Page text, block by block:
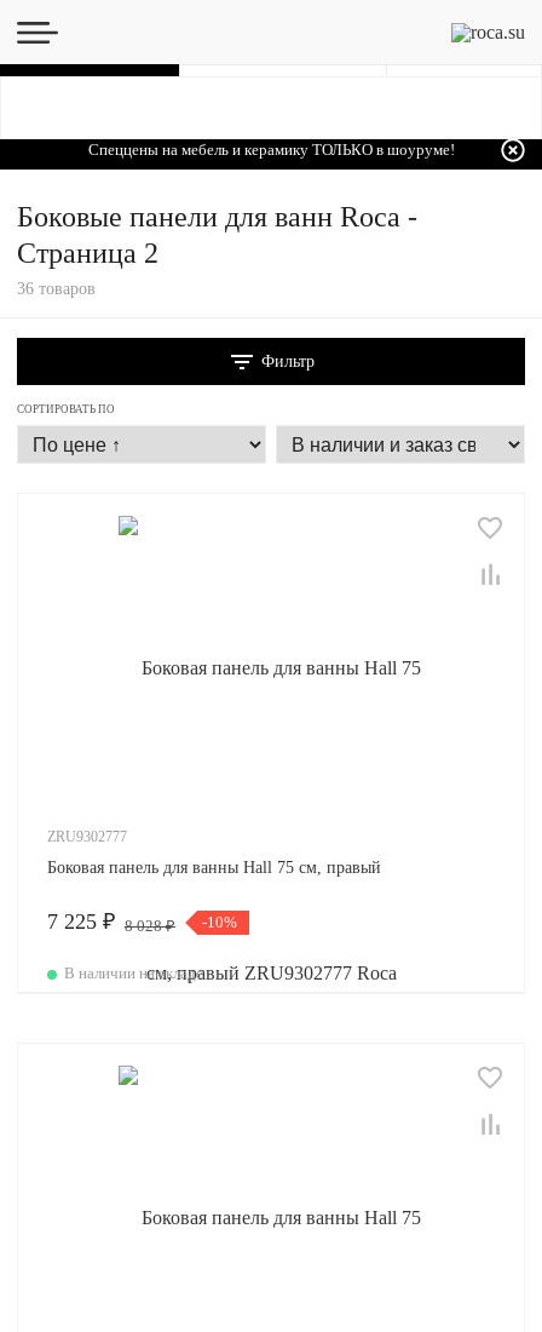
Спеццены на мебель и керамику ТОЛЬКО в шоуруме!
Боковые панели для ванн Roca -
Страница 2
36 товаров
Фильтр
СОРТИРОВАТЬ ПО
ZRU9302777
Боковая панель для ванны Hall 75 см, правый
7 225 ₽ 8 028 ₽ -10%
В наличии на складе